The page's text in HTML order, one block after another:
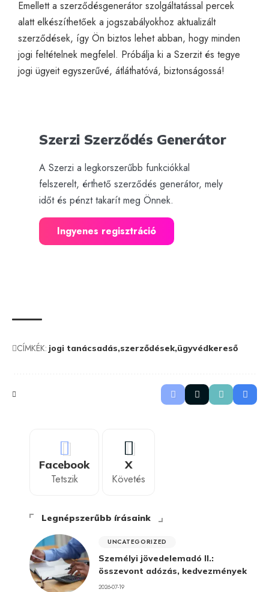
Emellett a szerződésgenerátor szolgáltatással percek
alatt elkészíthetőek a jogszabályokhoz aktualizált
szerződések, így Ön biztos lehet abban, hogy minden
jogi feltételnek megfelel. Próbálja ki a Szerzités tegye
jogi ügyeit egyszerűvé, átláthatóvá, biztonságossá!
Szerzi Szerződés Generátor
A Szerzi a legkorszerűbb funkciókkal
felszerelt, érthető szerződés generátor, mely
időt és pénzt takarít meg Önnek.
Ingyenes regisztráció
CÍMKÉK: jogi tanácsadás szerződések ügyvédkereső
Facebook
Tetszik
X
Követés
Legnépszerűbb írásaink
UNCATEGORIZED
Személyi jövedelemadó II.:
összevont adózás, kedvezmények
2026-07-19